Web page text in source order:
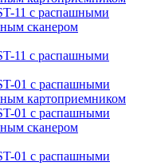
11 с распашными
сканером
11 с распашными
01 с распашными
картоприемником
01 с распашными
сканером
01 с распашными